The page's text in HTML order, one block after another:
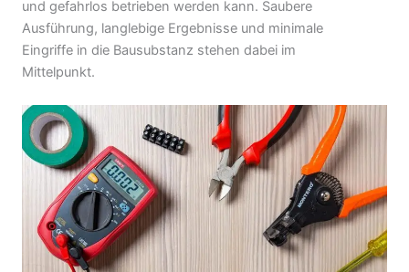
und gefahrlos betrieben werden kann. Saubere
Ausführung, langlebige Ergebnisse und minimale
Eingriffe in die Bausubstanz stehen dabei im
Mittelpunkt.